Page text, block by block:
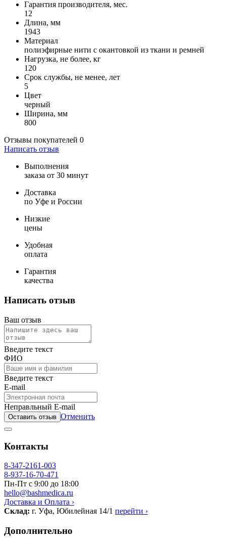
Гарантия производителя, мес.
12
Длина, мм
1943
Материал
полиэфирные нити с окантовкой из ткани и ремней
Нагрузка, не более, кг
120
Срок службы, не менее, лет
5
Цвет
черный
Ширина, мм
800
Отзывы покупателей 0
Написать отзыв
Выполнения
заказа от 30 минут
Доставка
по Уфе и России
Низкие
цены
Удобная
оплата
Гарантия
качества
Написать отзыв
Ваш отзыв
Введите текст
ФИО
Введите текст
E-mail
Неправльный E-mail
Оставить отзыв Отменить
Контакты
8-347-2161-003
8-937-16-70-471
Пн-Пт с 9:00 до 18:00
hello@bashmedica.ru
Доставка и Оплата ›
Склад: г. Уфа, Юбилейная 14/1 перейти ›
Дополнительно